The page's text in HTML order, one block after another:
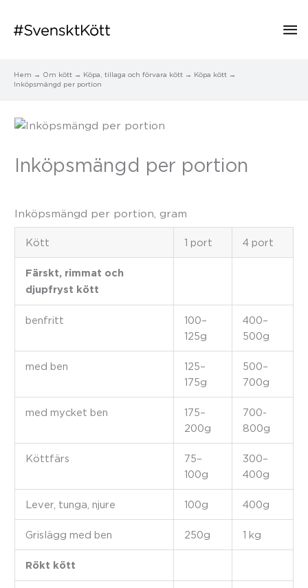
Hem Om kött Köpa, tillaga och förvara kött
Köpa kött
Inköpsmängd per portion
Inköpsmängd per portion
Inköpsmängd per portion, gram
Kött 1 port 4 port
Färskt, rimmat och
djupfryst kött
benfritt
100–
125g
400–
500g
med ben
125–
175g
500–
700g
med mycket ben
175–
200g
700-
800g
Köttfärs
75–
100g
300–
400g
Lever, tunga, njure 100g 400g
Grislägg med ben 250g 1 kg
Rökt kött